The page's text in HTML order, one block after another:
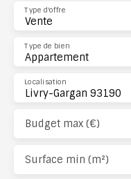
Vente
Type d'offre
Appartement
Type de bien
Livry-Gargan 93190
Localisation
Budget max (€)
Surface min (m²)